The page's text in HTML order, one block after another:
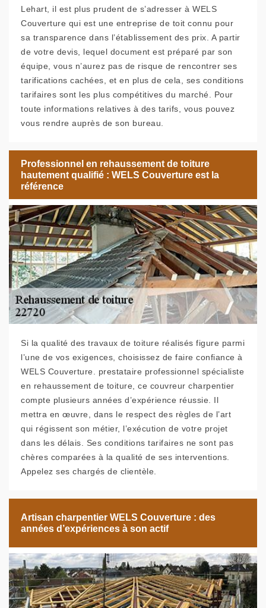
Lehart, il est plus prudent de s’adresser à WELS
Couverture qui est une entreprise de toit connu pour
sa transparence dans l’établissement des prix. A partir
de votre devis, lequel document est préparé par son
équipe, vous n’aurez pas de risque de rencontrer ses
tarifications cachées, et en plus de cela, ses conditions
tarifaires sont les plus compétitives du marché. Pour
toute informations relatives à des tarifs, vous pouvez
vous rendre auprès de son bureau.
Professionnel en rehaussement de toiture
hautement qualifié : WELS Couverture est la
référence
Si la qualité des travaux de toiture réalisés figure parmi
l’une de vos exigences, choisissez de faire confiance à
WELS Couverture. prestataire professionnel spécialiste
en rehaussement de toiture, ce couvreur charpentier
compte plusieurs années d’expérience réussie. Il
mettra en œuvre, dans le respect des règles de l’art
qui régissent son métier, l’exécution de votre projet
dans les délais. Ses conditions tarifaires ne sont pas
chères comparées à la qualité de ses interventions.
Appelez ses chargés de clientèle.
Artisan charpentier WELS Couverture : des
années d’expériences à son actif